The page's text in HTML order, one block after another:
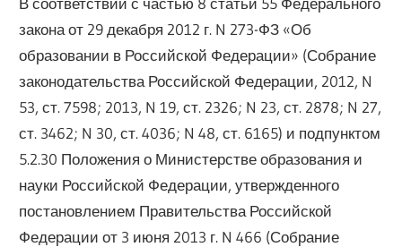
закона от 29 декабря 2012 г. N 273-ФЗ «Об
образовании в Российской Федерации» (Собрание
законодательства Российской Федерации, 2012, N
53, ст. 7598; 2013, N 19, ст. 2326; N 23, ст. 2878; N 27,
ст. 3462; N 30, ст. 4036; N 48, ст. 6165) и подпунктом
5.2.30 Положения о Министерстве образования и
науки Российской Федерации, утвержденного
постановлением Правительства Российской
Федерации от 3 июня 2013 г. N 466 (Собрание